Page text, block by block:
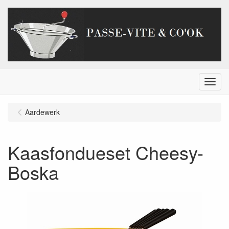
Menu
Aardewerk
Kaasfondueset Cheesy-
Boska